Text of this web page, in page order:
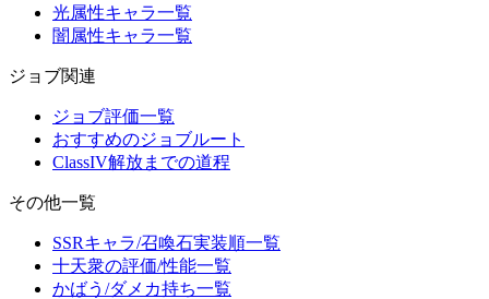
光属性キャラ一覧
闇属性キャラ一覧
ジョブ関連
ジョブ評価一覧
おすすめのジョブルート
ClassIV解放までの道程
その他一覧
SSRキャラ/召喚石実装順一覧
十天衆の評価/性能一覧
かばう/ダメカ持ち一覧